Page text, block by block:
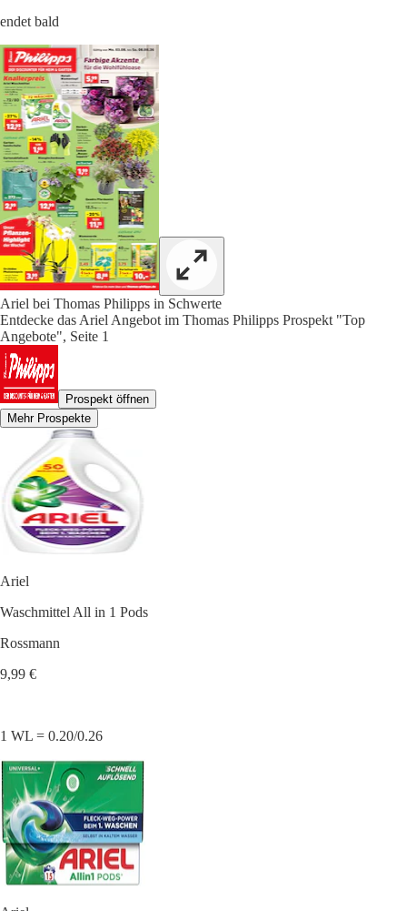
endet bald
Ariel bei Thomas Philipps in Schwerte
Entdecke das Ariel Angebot im Thomas Philipps Prospekt "Top
Angebote", Seite 1
Prospekt öffnen
Mehr Prospekte
Ariel
Waschmittel All in 1 Pods
Rossmann
9,99 €
1 WL = 0.20/0.26